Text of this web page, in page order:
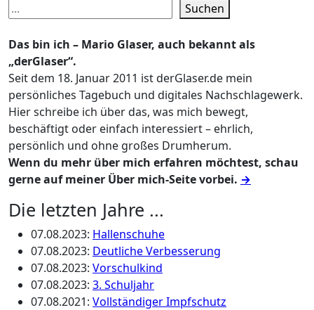
Suchen
Das bin ich – Mario Glaser, auch bekannt als
„derGlaser“.
Seit dem 18. Januar 2011 ist derGlaser.de mein
persönliches Tagebuch und digitales Nachschlagewerk.
Hier schreibe ich über das, was mich bewegt,
beschäftigt oder einfach interessiert – ehrlich,
persönlich und ohne großes Drumherum.
Wenn du mehr über mich erfahren möchtest, schau
gerne auf meiner Über mich-Seite vorbei. →
Die letzten Jahre ...
07.08.2023: Hallenschuhe
07.08.2023: Deutliche Verbesserung
07.08.2023: Vorschulkind
07.08.2023: 3. Schuljahr
07.08.2021: Vollständiger Impfschutz